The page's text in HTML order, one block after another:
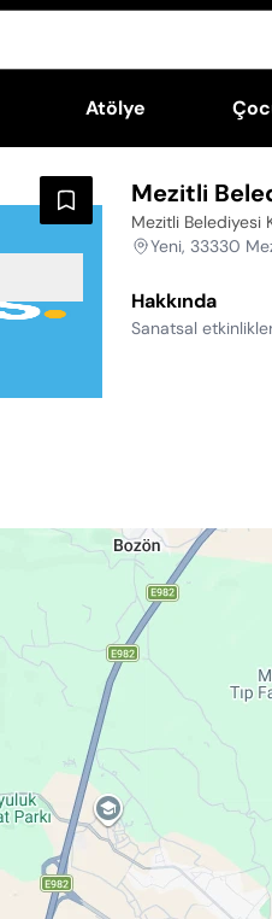
Atölye
Mezitli
Mezitli Belediyesi
Yeni, 33330
Hakkında
Sanatsal